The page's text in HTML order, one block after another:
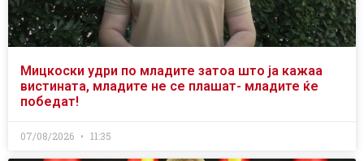
Мицкоски удри по младите затоа што ја кажаа
вистината, младите не се плашат- младите ќе
победат!
07/08/2026 11:35